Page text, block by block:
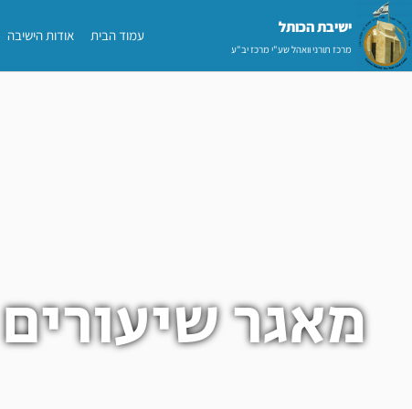
דילוג
לתוכן
ישיבת הכותל​
מרכז תורני וואהל שע"י מרכז יב"ע
עמוד הבית אודות הישיבה
מאגר שיעורים